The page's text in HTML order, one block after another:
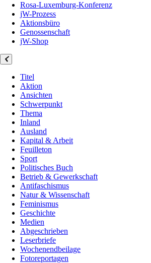
Rosa-Luxemburg-Konferenz
jW-Prozess
Aktionsbüro
Genossenschaft
jW-Shop
Titel
Aktion
Ansichten
Schwerpunkt
Thema
Inland
Ausland
Kapital & Arbeit
Feuilleton
Sport
Politisches Buch
Betrieb & Gewerkschaft
Antifaschismus
Natur & Wissenschaft
Feminismus
Geschichte
Medien
Abgeschrieben
Leserbriefe
Wochenendbeilage
Fotoreportagen